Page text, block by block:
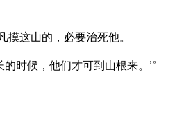
这山的，必要治死他。
时候，他们才可到山根来。’”